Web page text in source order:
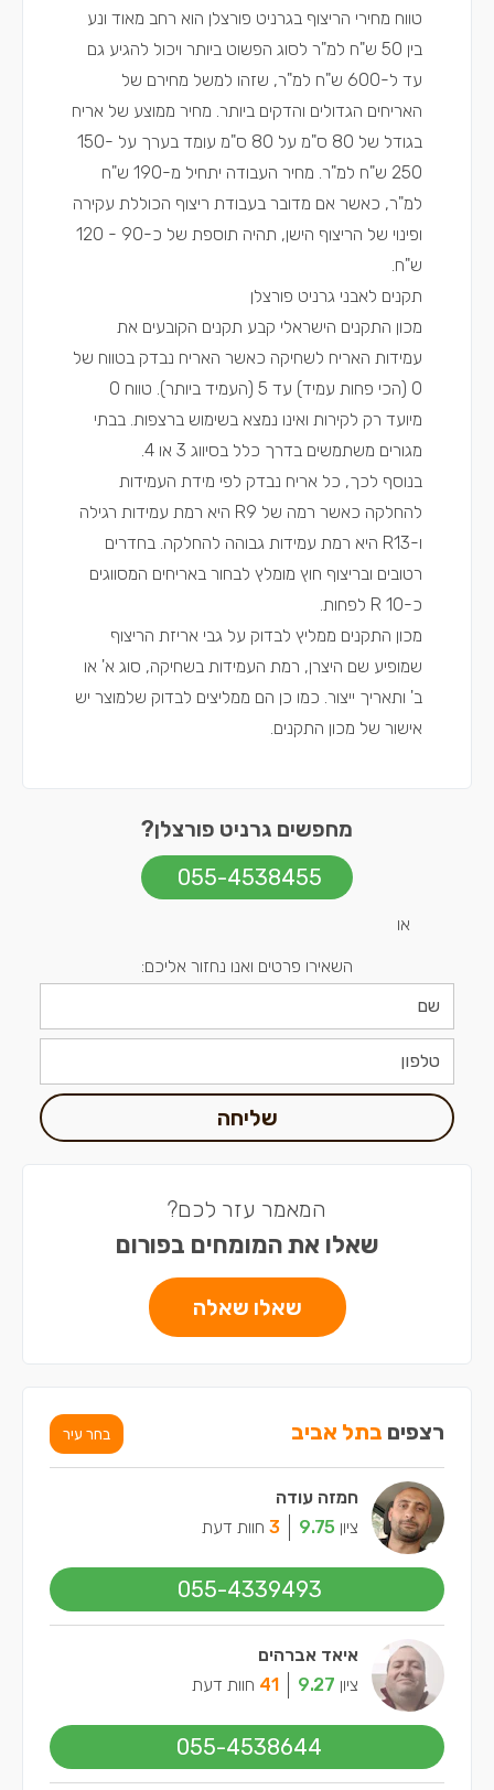
טווח מחירי הריצוף בגרניט פורצלן הוא רחב מאוד ונע
בין 50 ש"ח למ"ר לסוג הפשוט ביותר ויכול להגיע גם
עד ל-600 ש"ח למ"ר, שזהו למשל מחירם של
האריחים הגדולים והדקים ביותר. מחיר ממוצע של אריח
בגודל של 80 ס"מ על 80 ס"מ עומד בערך על 150-
250 ש"ח למ"ר. מחיר העבודה יתחיל מ-190 ש"ח
למ"ר, כאשר אם מדובר בעבודת ריצוף הכוללת עקירה
ופינוי של הריצוף הישן, תהיה תוספת של כ-90 - 120
ש"ח.
תקנים לאבני גרניט פורצלן
מכון התקנים הישראלי קבע תקנים הקובעים את
עמידות האריח לשחיקה כאשר האריח נבדק בטווח של
0 (הכי פחות עמיד) עד 5 (העמיד ביותר). טווח 0
מיועד רק לקירות ואינו נמצא בשימוש ברצפות. בבתי
מגורים משתמשים בדרך כלל בסיווג 3 או 4.
בנוסף לכך, כל אריח נבדק לפי מידת העמידות
להחלקה כאשר רמה של R9 היא רמת עמידות רגילה
ו-R13 היא רמת עמידות גבוהה להחלקה. בחדרים
רטובים ובריצוף חוץ מומלץ לבחור באריחים המסווגים
כ-R 10 לפחות.
מכון התקנים ממליץ לבדוק על גבי אריזת הריצוף
שמופיע שם היצרן, רמת העמידות בשחיקה, סוג א' או
ב' ותאריך ייצור. כמו כן הם ממליצים לבדוק שלמוצר יש
אישור של מכון התקנים.
מחפשים גרניט פורצלן?
055-4538455
או
השאירו פרטים ואנו נחזור אליכם:
שליחה
המאמר עזר לכם?
שאלו את המומחים בפורום
שאלו שאלה
רצפים בתל אביב בחר עיר
חמזה עודה
ציון 9.75
3 חוות דעת
055-4339493
איאד אברהים
ציון 9.27
41 חוות דעת
055-4538644